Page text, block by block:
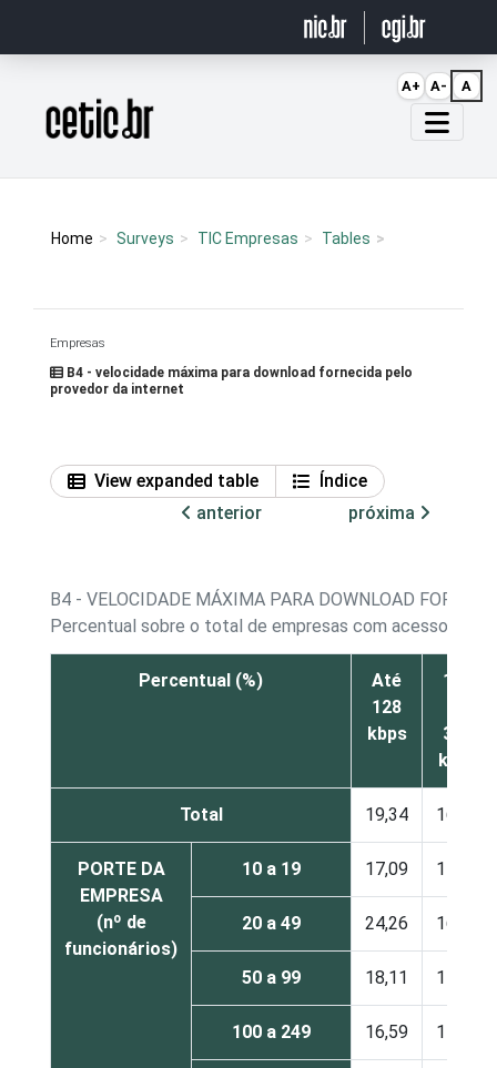
Página inicial
Home Surveys TIC Empresas Tables
Empresas
B4 - velocidade máxima para download fornecida pelo
provedor da internet
View expanded table
Índice
anterior
próxima
B4 - VELOCIDADE MÁXIMA PARA DOWNLOAD
Percentual sobre o total de empresas com acesso à
Percentual (%)
Até
128
kbps
128
300
kbps
Total 19,34 16,75
PORTE DA
EMPRESA
(nº de
funcionários)
10 a 19 17,09 17,41
20 a 49 24,26 16,95
50 a 99 18,11 14,49
100 a 249 16,59 15,28
A+ A- A